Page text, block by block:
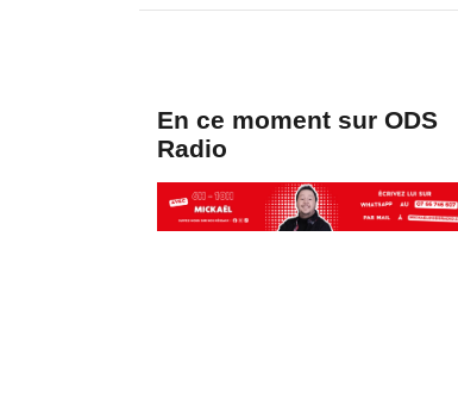
En ce moment sur ODS
Radio